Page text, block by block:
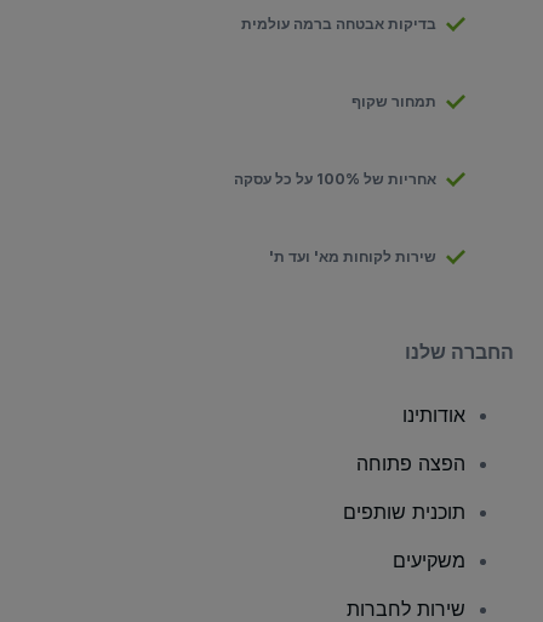
בדיקות אבטחה ברמה עולמית
תמחור שקוף
אחריות של 100% על כל עסקה
שירות לקוחות מא' ועד ת'
החברה שלנו
אודותינו
הפצה פתוחה
תוכנית שותפים
משקיעים
שירות לחברות